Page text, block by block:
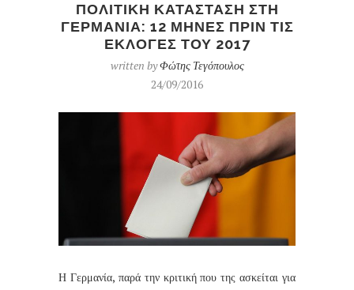
ΠΟΛΙΤΙΚΗ ΚΑΤΑΣΤΑΣΗ ΣΤΗ
ΓΕΡΜΑΝΙΑ: 12 ΜΗΝΕΣ ΠΡΙΝ ΤΙΣ
ΕΚΛΟΓΕΣ ΤΟΥ 2017
written byΦώτης Τεγόπουλος
24/09/2016
Η Γερμανία, παρά την κριτική που της ασκείται για